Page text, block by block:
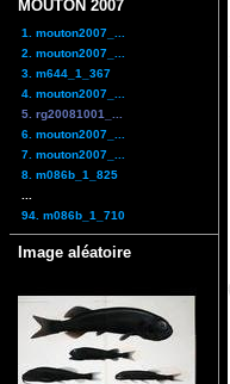
MOUTON 2007
1. mouton2007_...
2. mouton2007_...
3. m644_1_367
4. mouton2007_...
5. rg20081001_...
6. mouton2007_...
7. mouton2007_...
8. m086b_1_825
94. m086b_1_710
Image aléatoire